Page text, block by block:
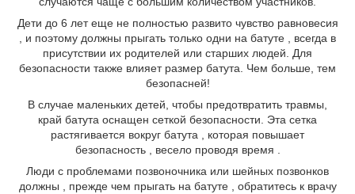
Дети до 6 лет еще не полностью развито чувство равновесия
, и поэтому должны прыгать только одни на батуте , всегда в
присутствии их родителей или старших людей. Для
безопасности также влияет размер батута. Чем больше, тем
безопасней!
В случае маленьких детей, чтобы предотвратить травмы,
край батута оснащен сеткой безопасности. Эта сетка
растягивается вокруг батута , которая повышает
безопасность , весело проводя время .
Люди с проблемами позвоночника или шейных позвонков
должны , прежде чем прыгать на батуте , обратитесь к врачу